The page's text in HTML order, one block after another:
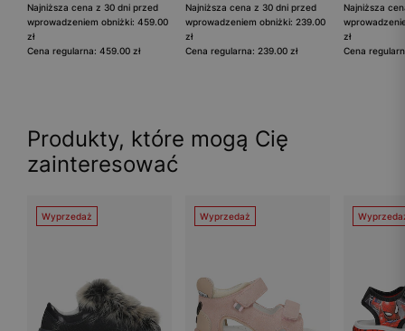
Najniższa cena z 30 dni przed
wprowadzeniem obniżki: 459.00
zł
Cena regularna: 459.00 zł
Najniższa cena z 30 dni przed
wprowadzeniem obniżki: 239.00
zł
Cena regularna: 239.00 zł
Najniższa
zł
Cena
Produkty, które mogą Cię
zainteresować
Wyprzedaż Wyprzedaż